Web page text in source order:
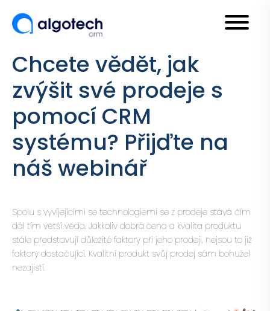
Chcete vědět, jak
zvýšit své prodeje s
pomocí CRM
systému? Přijďte na
náš webinář
Spolu s vyvíjejícími se technologiemi se z prodeje stává čím
dál tím větší věda. Jakkoliv dobrá cena a kvalita produktu
stále představují důležité faktory při jeho prodeji, nejsou to již
faktory dostačující. Kvalitní produkt svůj prodej sám bohužel
nezajistí.